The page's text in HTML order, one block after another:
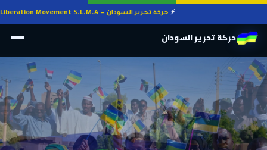
حركة تحرير السودان — Sudan Liberation Movement S.L.M.A
حركة تحرير السودان